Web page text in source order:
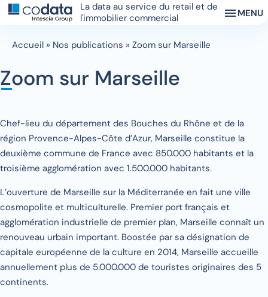
La data au service du retail et de
l'immobilier commercial
MENU
Accueil » Nos publications » Zoom sur Marseille
Zoom sur Marseille
Chef-lieu du département des Bouches du Rhône et de la
région Provence-Alpes-Côte d’Azur, Marseille constitue la
deuxième commune de France avec 850.000 habitants et la
troisième agglomération avec 1.500.000 habitants.
L’ouverture de Marseille sur la Méditerranée en fait une ville
cosmopolite et multiculturelle. Premier port français et
agglomération industrielle de premier plan, Marseille connaît un
renouveau urbain important. Boostée par sa désignation de
capitale européenne de la culture en 2014, Marseille accueille
annuellement plus de 5.000.000 de touristes originaires des 5
continents.